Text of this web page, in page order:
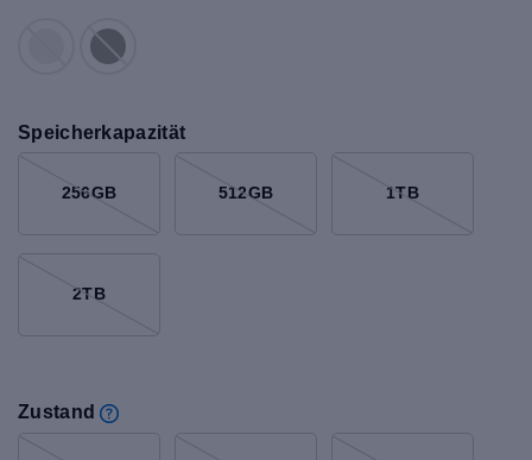
Speicherkapazität
256GB 512GB 1TB
2TB
Zustand